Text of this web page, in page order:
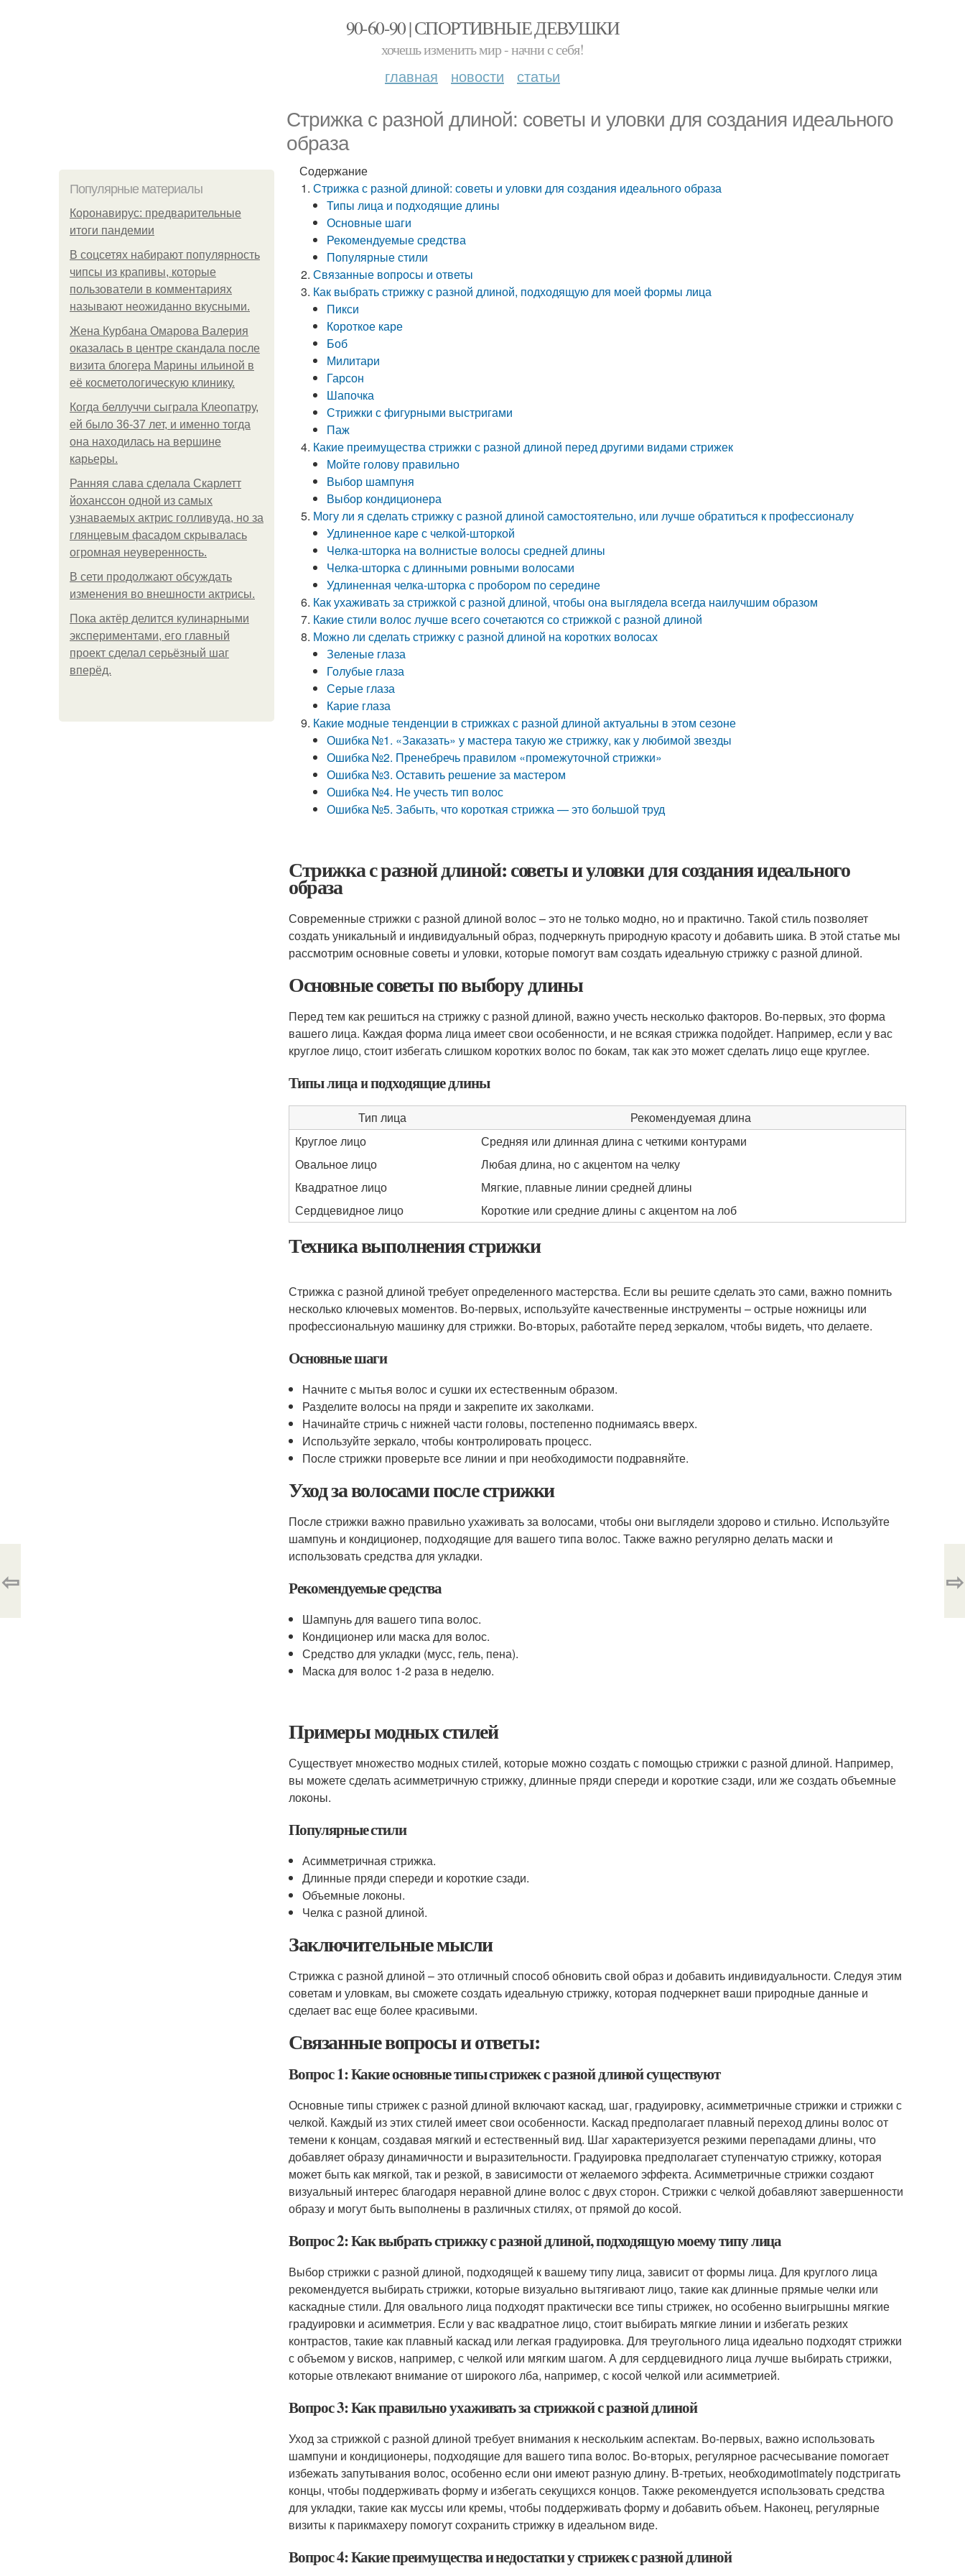
90-60-90 | СПОРТИВНЫЕ ДЕВУШКИ
хочешь изменить мир - начни с себя!
главная новости статьи
Стрижка с разной длиной: советы и уловки для создания идеального
образа
Популярные материалы
Коронавирус: предварительные
итоги пандемии
В соцсетях набирают популярность
чипсы из крапивы, которые
пользователи в комментариях
называют неожиданно вкусными.
Жена Курбана Омарова Валерия
оказалась в центре скандала после
визита блогера Марины ильиной в
её косметологическую клинику.
Когда беллуччи сыграла Клеопатру,
ей было 36-37 лет, и именно тогда
она находилась на вершине
карьеры.
Ранняя слава сделала Скарлетт
йоханссон одной из самых
узнаваемых актрис голливуда, но за
глянцевым фасадом скрывалась
огромная неуверенность.
В сети продолжают обсуждать
изменения во внешности актрисы.
Пока актёр делится кулинарными
экспериментами, его главный
проект сделал серьёзный шаг
вперёд.
Содержание
Стрижка с разной длиной: советы и уловки для создания идеального образа
Типы лица и подходящие длины
Основные шаги
Рекомендуемые средства
Популярные стили
Связанные вопросы и ответы
Как выбрать стрижку с разной длиной, подходящую для моей формы лица
Пикси
Короткое каре
Боб
Милитари
Гарсон
Шапочка
Стрижки с фигурными выстригами
Паж
Какие преимущества стрижки с разной длиной перед другими видами стрижек
Мойте голову правильно
Выбор шампуня
Выбор кондиционера
Могу ли я сделать стрижку с разной длиной самостоятельно, или лучше обратиться к профессионалу
Удлиненное каре с челкой-шторкой
Челка-шторка на волнистые волосы средней длины
Челка-шторка с длинными ровными волосами
Удлиненная челка-шторка с пробором по середине
Как ухаживать за стрижкой с разной длиной, чтобы она выглядела всегда наилучшим образом
Какие стили волос лучше всего сочетаются со стрижкой с разной длиной
Можно ли сделать стрижку с разной длиной на коротких волосах
Зеленые глаза
Голубые глаза
Серые глаза
Карие глаза
Какие модные тенденции в стрижках с разной длиной актуальны в этом сезоне
Ошибка №1. «Заказать» у мастера такую же стрижку, как у любимой звезды
Ошибка №2. Пренебречь правилом «промежуточной стрижки»
Ошибка №3. Оставить решение за мастером
Ошибка №4. Не учесть тип волос
Ошибка №5. Забыть, что короткая стрижка — это большой труд
Стрижка с разной длиной: советы и уловки для создания идеального
образа
Современные стрижки с разной длиной волос – это не только модно, но и практично. Такой стиль позволяет
создать уникальный и индивидуальный образ, подчеркнуть природную красоту и добавить шика. В этой статье мы
рассмотрим основные советы и уловки, которые помогут вам создать идеальную стрижку с разной длиной.
Основные советы по выбору длины
Перед тем как решиться на стрижку с разной длиной, важно учесть несколько факторов. Во-первых, это форма
вашего лица. Каждая форма лица имеет свои особенности, и не всякая стрижка подойдет. Например, если у вас
круглое лицо, стоит избегать слишком коротких волос по бокам, так как это может сделать лицо еще круглее.
Типы лица и подходящие длины
Тип лица
Рекомендуемая длина
Круглое лицо
Средняя или длинная длина с четкими контурами
Овальное лицо
Любая длина, но с акцентом на челку
Квадратное лицо
Мягкие, плавные линии средней длины
Сердцевидное лицо
Короткие или средние длины с акцентом на лоб
Техника выполнения стрижки
Стрижка с разной длиной требует определенного мастерства. Если вы решите сделать это сами, важно помнить
несколько ключевых моментов. Во-первых, используйте качественные инструменты – острые ножницы или
профессиональную машинку для стрижки. Во-вторых, работайте перед зеркалом, чтобы видеть, что делаете.
Основные шаги
Начните с мытья волос и сушки их естественным образом.
Разделите волосы на пряди и закрепите их заколками.
Начинайте стричь с нижней части головы, постепенно поднимаясь вверх.
Используйте зеркало, чтобы контролировать процесс.
После стрижки проверьте все линии и при необходимости подравняйте.
Уход за волосами после стрижки
После стрижки важно правильно ухаживать за волосами, чтобы они выглядели здорово и стильно. Используйте
шампунь и кондиционер, подходящие для вашего типа волос. Также важно регулярно делать маски и
использовать средства для укладки.
Рекомендуемые средства
Шампунь для вашего типа волос.
Кондиционер или маска для волос.
Средство для укладки (мусс, гель, пена).
Маска для волос 1-2 раза в неделю.
Примеры модных стилей
Существует множество модных стилей, которые можно создать с помощью стрижки с разной длиной. Например,
вы можете сделать асимметричную стрижку, длинные пряди спереди и короткие сзади, или же создать объемные
локоны.
Популярные стили
Асимметричная стрижка.
Длинные пряди спереди и короткие сзади.
Объемные локоны.
Челка с разной длиной.
Заключительные мысли
Стрижка с разной длиной – это отличный способ обновить свой образ и добавить индивидуальности. Следуя этим
советам и уловкам, вы сможете создать идеальную стрижку, которая подчеркнет ваши природные данные и
сделает вас еще более красивыми.
Связанные вопросы и ответы:
Вопрос 1: Какие основные типы стрижек с разной длиной существуют
Основные типы стрижек с разной длиной включают каскад, шаг, градуировку, асимметричные стрижки и стрижки с
челкой. Каждый из этих стилей имеет свои особенности. Каскад предполагает плавный переход длины волос от
темени к концам, создавая мягкий и естественный вид. Шаг характеризуется резкими перепадами длины, что
добавляет образу динамичности и выразительности. Градуировка предполагает ступенчатую стрижку, которая
может быть как мягкой, так и резкой, в зависимости от желаемого эффекта. Асимметричные стрижки создают
визуальный интерес благодаря неравной длине волос с двух сторон. Стрижки с челкой добавляют завершенности
образу и могут быть выполнены в различных стилях, от прямой до косой.
Вопрос 2: Как выбрать стрижку с разной длиной, подходящую моему типу лица
Выбор стрижки с разной длиной, подходящей к вашему типу лица, зависит от формы лица. Для круглого лица
рекомендуется выбирать стрижки, которые визуально вытягивают лицо, такие как длинные прямые челки или
каскадные стили. Для овального лица подходят практически все типы стрижек, но особенно выигрышны мягкие
градуировки и асимметрия. Если у вас квадратное лицо, стоит выбирать мягкие линии и избегать резких
контрастов, такие как плавный каскад или легкая градуировка. Для треугольного лица идеально подходят стрижки
с объемом у висков, например, с челкой или мягким шагом. А для сердцевидного лица лучше выбирать стрижки,
которые отвлекают внимание от широкого лба, например, с косой челкой или асимметрией.
Вопрос 3: Как правильно ухаживать за стрижкой с разной длиной
Уход за стрижкой с разной длиной требует внимания к нескольким аспектам. Во-первых, важно использовать
шампуни и кондиционеры, подходящие для вашего типа волос. Во-вторых, регулярное расчесывание помогает
избежать запутывания волос, особенно если они имеют разную длину. В-третьих, необходимоtimately подстригать
концы, чтобы поддерживать форму и избегать секущихся концов. Также рекомендуется использовать средства
для укладки, такие как муссы или кремы, чтобы поддерживать форму и добавить объем. Наконец, регулярные
визиты к парикмахеру помогут сохранить стрижку в идеальном виде.
Вопрос 4: Какие преимущества и недостатки у стрижек с разной длиной
⇦ ⇨